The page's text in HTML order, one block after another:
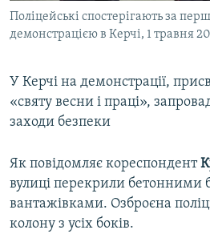
ІНФОГРАФІКА
ДОЛУЧАЙСЯ!
Усі сайти RFE/RL
Поліцейські спостерігають за
демонстрацією в Керчі, 1 травня
У Керчі на демонстрації,
«святу весни і праці»,
заходи безпеки
Як повідомляє кореспондент
вулиці перекрили бетонними
вантажівками. Озброєна
колону з усіх боків.